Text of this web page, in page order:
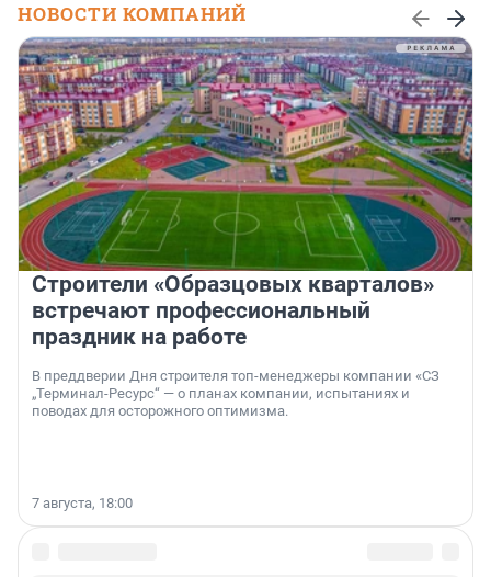
НОВОСТИ КОМПАНИЙ
Строители «Образцовых кварталов»
встречают профессиональный
праздник на работе
В преддверии Дня строителя топ-менеджеры компании «СЗ
„Терминал-Ресурс“ — о планах компании, испытаниях и
поводах для осторожного оптимизма.
7 августа, 18:00